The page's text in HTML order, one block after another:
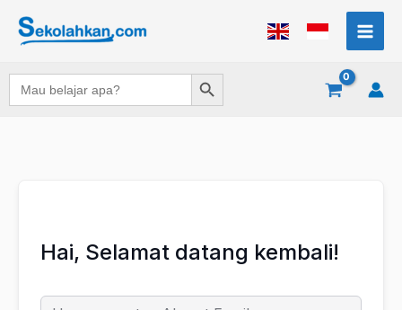
Search
for:
Search Button
Hai, Selamat datang kembali!